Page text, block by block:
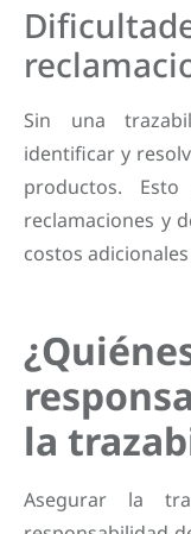
Sin una
identificar y
productos.
reclamaciones y
costos
la
Asegurar la